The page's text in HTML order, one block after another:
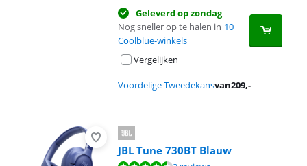
Geleverd op zondag
Nog sneller op te halen in 10
Coolblue-winkels
Vergelijken
Voordelige Tweedekansvan209,-
JBL Tune 730BT Blauw